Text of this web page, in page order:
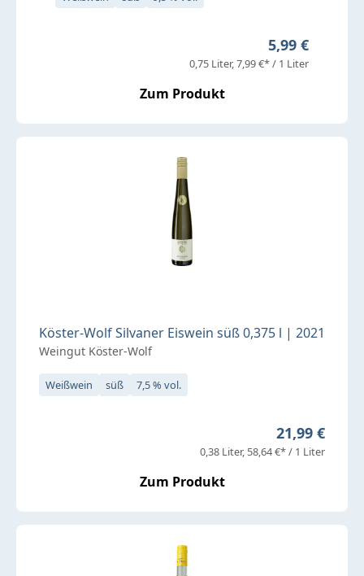
Regulärer
5,99 €
0,75 Liter 7,99 €* / 1 Liter
Zum Produkt
Köster-Wolf Silvaner Eiswein süß 0,375 l | 2021
Weingut Köster-Wolf
Weißwein süß 7,5 % vol.
Regulärer
21,99 €
0,38 Liter 58,64 €* / 1 Liter
Zum Produkt